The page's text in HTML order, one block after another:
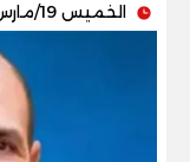
الخميس 19/مارس/2026 - 12:25 م